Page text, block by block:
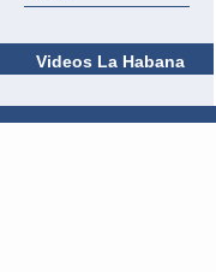
Videos La Habana